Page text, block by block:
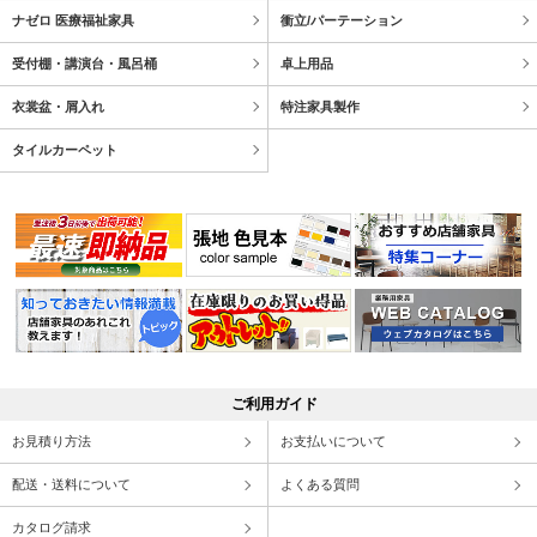
ナゼロ 医療福祉家具 衝立/パーテーション
受付棚・講演台・風呂桶 卓上用品
衣裳盆・屑入れ 特注家具製作
タイルカーペット
ご利用ガイド
お見積り方法 お支払いについて
配送・送料について よくある質問
カタログ請求